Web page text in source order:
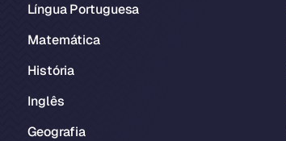
Língua Portuguesa
Matemática
História
Inglês
Geografia